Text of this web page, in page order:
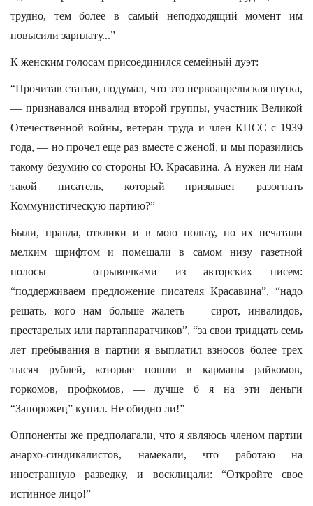
трудно, тем более в самый неподходящий момент им
повысили зарплату...”
К женским голосам присоединился семейный дуэт:
“Прочитав статью, подумал, что это первоапрельская шутка,
— признавался инвалид второй группы, участник Великой
Отечественной войны, ветеран труда и член КПСС с 1939
года, — но прочел еще раз вместе с женой, и мы поразились
такому безумию со стороны Ю. Красавина. А нужен ли нам
такой писатель, который призывает разогнать
Коммунистическую партию?”
Были, правда, отклики и в мою пользу, но их печатали
мелким шрифтом и помещали в самом низу газетной
полосы — отрывочками из авторских писем:
“поддерживаем предложение писателя Красавина”, “надо
решать, кого нам больше жалеть — сирот, инвалидов,
престарелых или партаппаратчиков”, “за свои тридцать семь
лет пребывания в партии я выплатил взносов более трех
тысяч рублей, которые пошли в карманы райкомов,
горкомов, профкомов, — лучше б я на эти деньги
“Запорожец” купил. Не обидно ли!”
Оппоненты же предполагали, что я являюсь членом партии
анархо-синдикалистов, намекали, что работаю на
иностранную разведку, и восклицали: “Откройте свое
истинное лицо!”